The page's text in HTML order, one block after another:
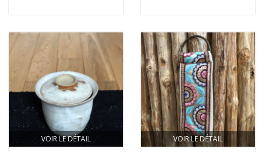
VOIR LE DÉTAIL VOIR LE DÉTAIL